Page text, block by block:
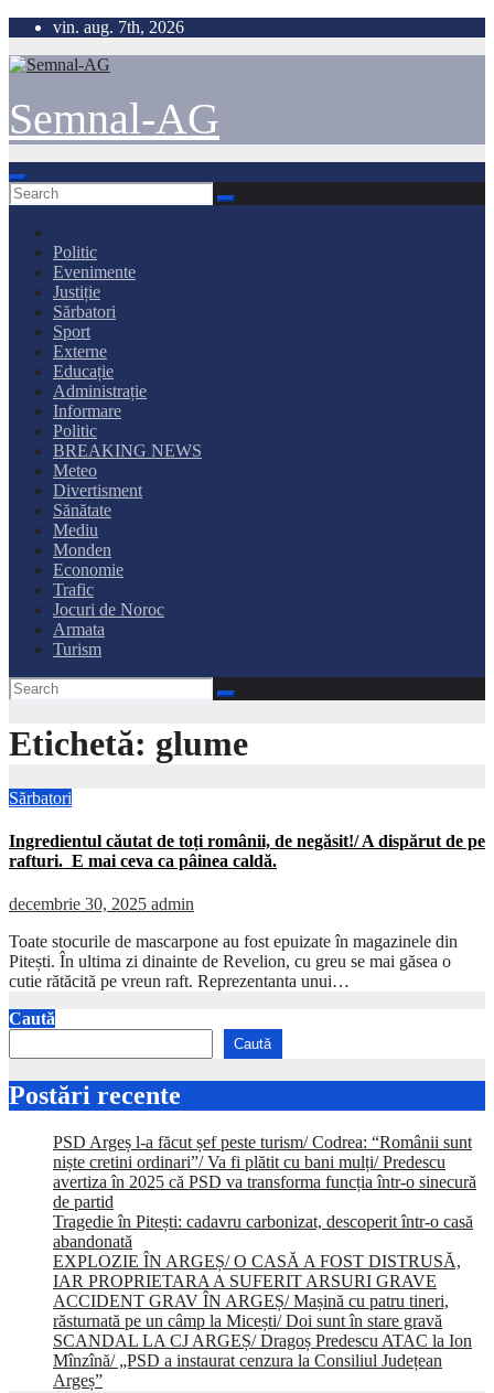
Skip
content
vin. aug. 7th, 2026
Semnal-AG
Politic
Evenimente
Justiție
Sărbatori
Sport
Externe
Educație
Administrație
Informare
Politic
BREAKING NEWS
Meteo
Divertisment
Sănătate
Mediu
Monden
Economie
Trafic
Jocuri de Noroc
Armata
Turism
Etichetă: glume
Sărbatori
Ingredientul căutat de toți românii, de negăsit!/ A dispărut de pe
rafturi. E mai ceva ca pâinea caldă.
decembrie 30, 2025 admin
Toate stocurile de mascarpone au fost epuizate în magazinele din
Pitești. În ultima zi dinainte de Revelion, cu greu se mai găsea o
cutie rătăcită pe vreun raft. Reprezentanta unui…
Caută
Caută
Postări recente
PSD Argeș l-a făcut șef peste turism/ Codrea: “Românii sunt
niște cretini ordinari”/ Va fi plătit cu bani mulți/ Predescu
avertiza în 2025 că PSD va transforma funcția într-o sinecură
de partid
Tragedie în Pitești: cadavru carbonizat, descoperit într-o casă
abandonată
EXPLOZIE ÎN ARGEȘ/ O CASĂ A FOST DISTRUSĂ,
IAR PROPRIETARA A SUFERIT ARSURI GRAVE
ACCIDENT GRAV ÎN ARGEȘ/ Mașină cu patru tineri,
răsturnată pe un câmp la Micești/ Doi sunt în stare gravă
SCANDAL LA CJ ARGEȘ/ Dragoș Predescu ATAC la Ion
Mînzînă/ „PSD a instaurat cenzura la Consiliul Județean
Argeș”